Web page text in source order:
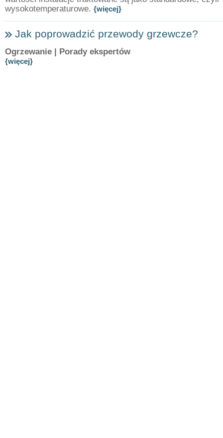
wysokotemperaturowe. {więcej}
Jak poprowadzić przewody grzewcze?
Ogrzewanie| Porady ekspertów
{więcej}